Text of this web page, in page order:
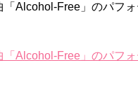
Alcohol-Free」のパフ
Alcohol-Free」のパフ